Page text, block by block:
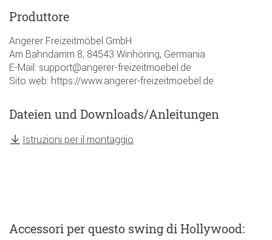
Produttore
Angerer Freizeitmöbel GmbH
Am Bahndamm 8, 84543 Winhöring, Germania
E-Mail: support@angerer-freizeitmoebel.de
Sito web: https://www.angerer-freizeitmoebel.de
Dateien und Downloads/Anleitungen
Istruzioni per il montaggio
Accessoriper questo swing di Hollywood: